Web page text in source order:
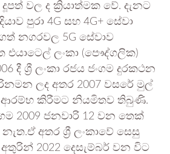
වල ද ක්‍රියාත්මක වේ. දැනට
පුරා 4G සහ 4G+ සේවා
නගරවල 5G සේවාව
එයාටෙල් ලංකා (පෞද්ගලික)
දී ශ්‍රී ලංකා රජය ජංගම දුරකථන
ලද අතර 2007 වසරේ මුල්
ආරම්භ කිරීමට නියමිතව තිබුණි.
2009 ජනවාරි 12 වන තෙක්
අතර ශ්‍රී ලංකාවේ සෙසු
2022 දෙසැම්බර් වන විට